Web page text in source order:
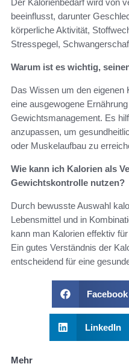
Der Kalorienbedarf wird von
beeinflusst, darunter
körperliche Aktivität,
Stresspegel,
Warum ist es wichtig,
Das Wissen um den eigenen
eine ausgewogene
Gewichtsmanagement. Es
anzupassen, um
oder Muskelaufbau zu
Wie kann ich Kalorien als
Gewichtskontrolle nutzen?
Durch bewusste Auswahl
Lebensmittel und in
kann man Kalorien effektiv
Ein gutes Verständnis der
entscheidend für eine
Facebook
LinkedIn
Mehr